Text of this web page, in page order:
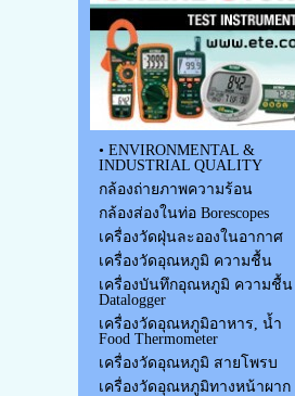
• ENVIRONMENTAL &
INDUSTRIAL QUALITY
กล้องถ่ายภาพความร้อน
กล้องส่องในท่อ Borescopes
เครื่องวัดฝุ่นละอองในอากาศ
เครื่องวัดอุณหภูมิ ความชื้น
เครื่องบันทึกอุณหภูมิ ความชื้น
Datalogger
เครื่องวัดอุณหภูมิอาหาร, น้ำ
Food Thermometer
เครื่องวัดอุณหภูมิ สายโพรบ
เครื่องวัดอุณหภูมิทางหน้าผาก